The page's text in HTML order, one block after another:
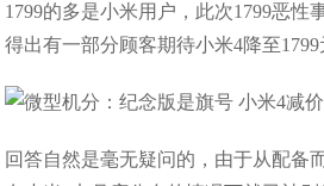
1799的多是小米用户，此次1799恶
得出有一部分顾客期待小米4降至
回答自然是毫无疑问的，由于从配备